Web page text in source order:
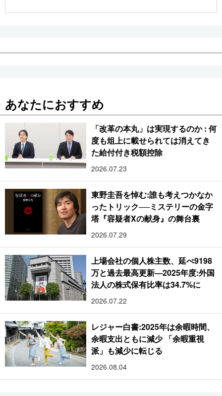
あなたにおすすめ
「改革の本丸」は実現するのか : 何
度も俎上に載せられては消えてき
た給付付き税額控除
2026.07.23
東野圭吾を悼む:誰も考えつかなか
ったトリック──ミステリーの金字
塔『容疑者Xの献身』の舞台裏
2026.07.29
上場会社の個人株主数、延べ9198
万と過去最高更新―2025年度:外国
法人の株式保有比率は34.7%に
2026.07.22
レジャー白書:2025年は余暇時間、
余暇支出ともに減少 「余暇重視
派」も減少に転じる
2026.08.04